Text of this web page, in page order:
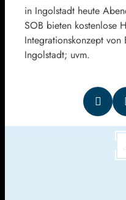
in Ingolstadt heute
SOB bieten kostenlose
Integrationskonzept von
Ingolstadt; uvm.